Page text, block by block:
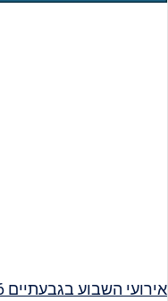
אירועי השבוע בגבעתיים 3/8-10/8/2026